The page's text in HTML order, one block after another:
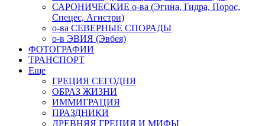
САРОНИЧЕСКИЕ о-ва (Эгина, Гидра, Порос,
Спецес, Агистри)
о-ва СЕВЕРНЫЕ СПОРАДЫ
о-в ЭВИЯ (Эвбея)
ФОТОГРАФИИ
ТРАНСПОРТ
Еще
ГРЕЦИЯ СЕГОДНЯ
ОБРАЗ ЖИЗНИ
ИММИГРАЦИЯ
ПРАЗДНИКИ
ДРЕВНЯЯ ГРЕЦИЯ И МИФЫ